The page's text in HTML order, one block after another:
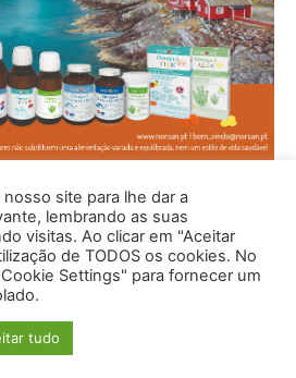
Estar - Hosted and Designed By
site para lhe dar a
lembrando as suas
visitas. Ao clicar em "Aceitar
de TODOS os cookies. No
Settings" para fornecer um
tudo